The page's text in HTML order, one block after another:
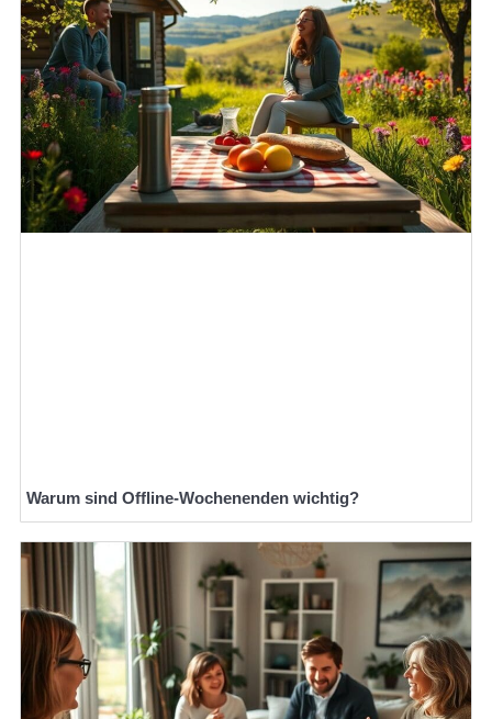
Warum sind Offline-Wochenenden wichtig?